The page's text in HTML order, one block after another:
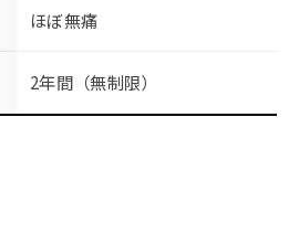
ほぼ無痛
2年間（無制限）